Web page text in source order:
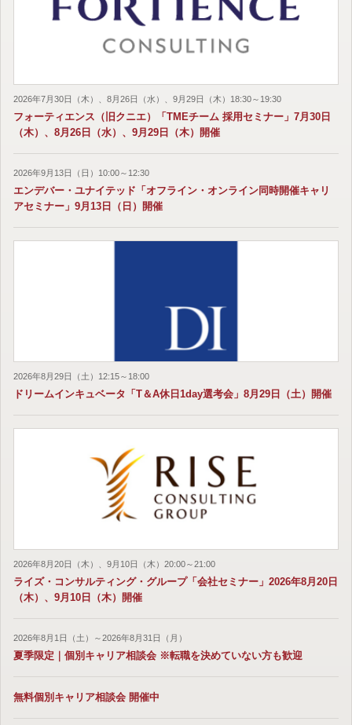
2026年7月30日（木）、8月26日（水）、9月29日（木）18:30～19:30
フォーティエンス（旧クニエ）「TMEチーム 採用セミナー」7月30日
（木）、8月26日（水）、9月29日（木）開催
2026年9月13日（日）10:00～12:30
エンデバー・ユナイテッド「オフライン・オンライン同時開催キャリ
アセミナー」9月13日（日）開催
2026年8月29日（土）12:15～18:00
ドリームインキュベータ「T＆A休日1day選考会」8月29日（土）開催
2026年8月20日（木）、9月10日（木）20:00～21:00
ライズ・コンサルティング・グループ「会社セミナー」2026年8月20日
（木）、9月10日（木）開催
2026年8月1日（土）～2026年8月31日（月）
夏季限定｜個別キャリア相談会 ※転職を決めていない方も歓迎
無料個別キャリア相談会 開催中